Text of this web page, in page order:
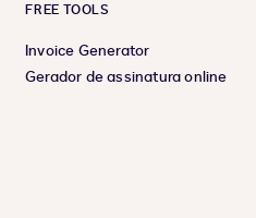
FREE TOOLS
Invoice Generator
Gerador de assinatura online